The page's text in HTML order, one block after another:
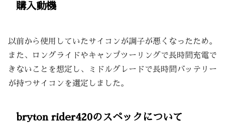
購入動機
以前から使用していたサイコンが調子が悪くなったため。
また、ロングライドやキャンプツーリングで長時間充電で
きないことを想定し、ミドルグレードで長時間バッテリー
が持つサイコンを選定しました。
bryton rider420のスペックについて